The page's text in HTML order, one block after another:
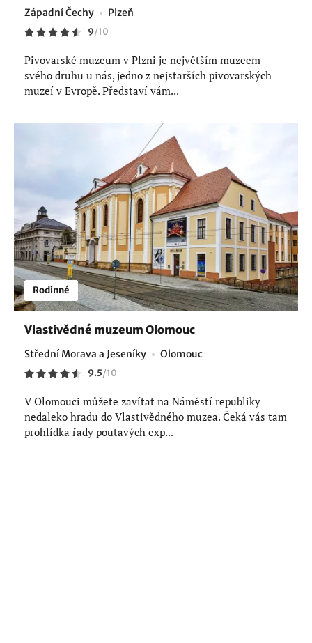
Západní Čechy Plzeň
9/10
Pivovarské muzeum v Plzni je největším muzeem
svého druhu u nás, jedno z nejstarších pivovarských
muzeí v Evropě. Představí vám...
Rodinné
Vlastivědné muzeum Olomouc
Střední Morava a Jeseníky Olomouc
9.5/10
V Olomouci můžete zavítat na Náměstí republiky
nedaleko hradu do Vlastivědného muzea. Čeká vás tam
prohlídka řady poutavých exp...